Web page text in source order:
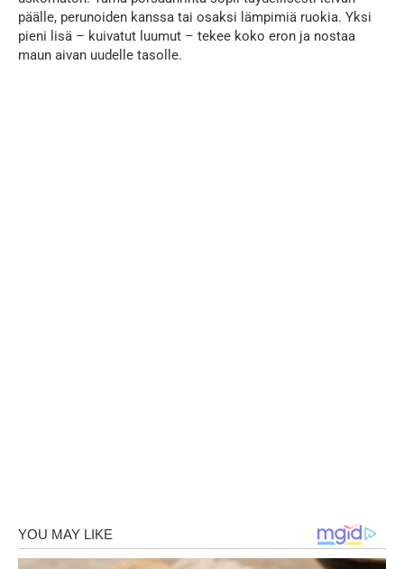
päälle, perunoiden kanssa tai osaksi lämpimiä ruokia. Yksi
pieni lisä – kuivatut luumut – tekee koko eron ja nostaa
maun aivan uudelle tasolle.